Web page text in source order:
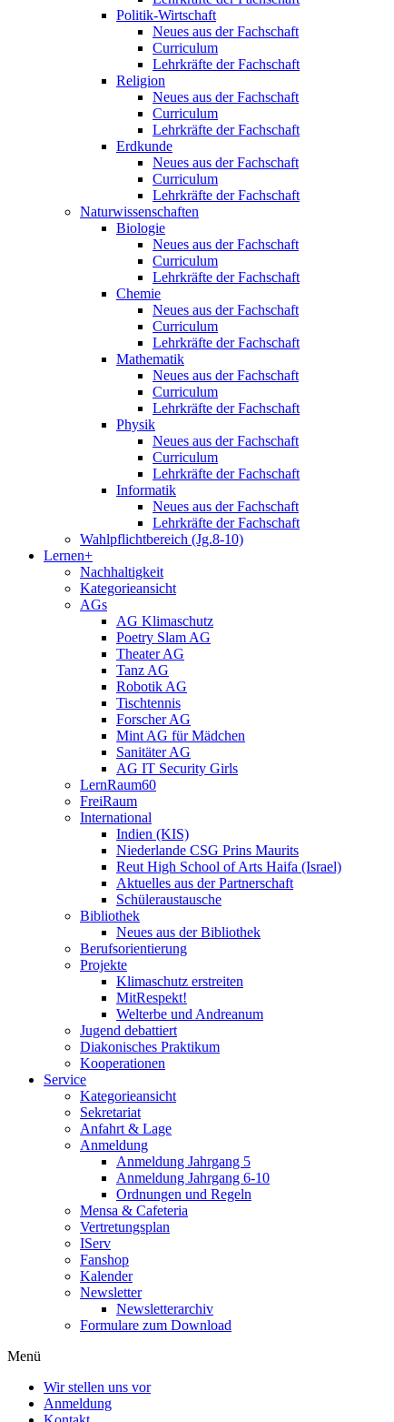
Politik-Wirtschaft
Neues aus der Fachschaft
Curriculum
Lehrkräfte der Fachschaft
Religion
Neues aus der Fachschaft
Curriculum
Lehrkräfte der Fachschaft
Erdkunde
Neues aus der Fachschaft
Curriculum
Lehrkräfte der Fachschaft
Naturwissenschaften
Biologie
Neues aus der Fachschaft
Curriculum
Lehrkräfte der Fachschaft
Chemie
Neues aus der Fachschaft
Curriculum
Lehrkräfte der Fachschaft
Mathematik
Neues aus der Fachschaft
Curriculum
Lehrkräfte der Fachschaft
Physik
Neues aus der Fachschaft
Curriculum
Lehrkräfte der Fachschaft
Informatik
Neues aus der Fachschaft
Lehrkräfte der Fachschaft
Wahlpflichtbereich (Jg.8-10)
Lernen+
Nachhaltigkeit
Kategorieansicht
AGs
AG Klimaschutz
Poetry Slam AG
Theater AG
Tanz AG
Robotik AG
Tischtennis
Forscher AG
Mint AG für Mädchen
Sanitäter AG
AG IT Security Girls
LernRaum60
FreiRaum
International
Indien (KIS)
Niederlande CSG Prins Maurits
Reut High School of Arts Haifa (Israel)
Aktuelles aus der Partnerschaft
Schüleraustausche
Bibliothek
Neues aus der Bibliothek
Berufsorientierung
Projekte
Klimaschutz erstreiten
MitRespekt!
Welterbe und Andreanum
Jugend debattiert
Diakonisches Praktikum
Kooperationen
Service
Kategorieansicht
Sekretariat
Anfahrt & Lage
Anmeldung
Anmeldung Jahrgang 5
Anmeldung Jahrgang 6-10
Ordnungen und Regeln
Mensa & Cafeteria
Vertretungsplan
IServ
Fanshop
Kalender
Newsletter
Newsletterarchiv
Formulare zum Download
Menü
Wir stellen uns vor
Anmeldung